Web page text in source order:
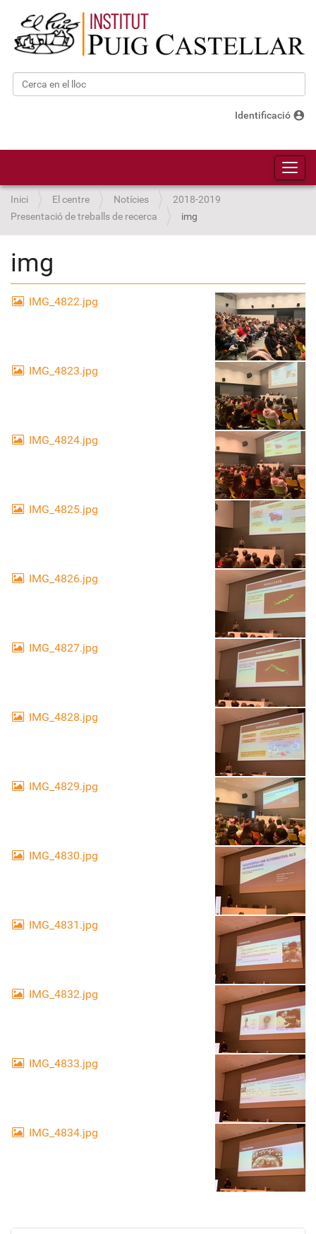
Cerca
Identificació account_circle
Inici El centre Notícies
2018-2019
Presentació de treballs de recerca
img
img
IMG_4822.jpg
IMG_4823.jpg
IMG_4824.jpg
IMG_4825.jpg
IMG_4826.jpg
IMG_4827.jpg
IMG_4828.jpg
IMG_4829.jpg
IMG_4830.jpg
IMG_4831.jpg
IMG_4832.jpg
IMG_4833.jpg
IMG_4834.jpg